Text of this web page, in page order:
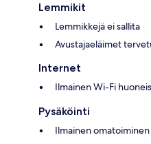
Lemmikit
Lemmikkejä ei sallita
Avustajaeläimet
Internet
Ilmainen Wi-Fi
Pysäköinti
Ilmainen